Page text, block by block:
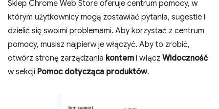
Sklep Chrome Web Store oferuje centrum pomocy, w
którym użytkownicy mogą zostawiać pytania, sugestie i
dzielić się swoimi problemami. Aby korzystać z centrum
pomocy, musisz najpierw je włączyć. Aby to zrobić,
otwórz stronę zarządzania kontem i włącz Widoczność
w sekcji Pomoc dotycząca produktów.